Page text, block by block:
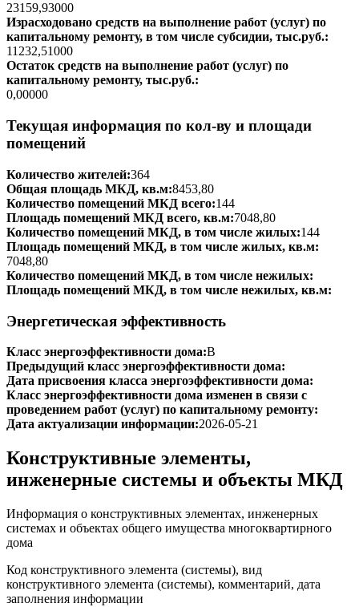
23159,93000
Израсходовано средств на выполнение работ (услуг) по
капитальному ремонту, в том числе субсидии, тыс.руб.:
11232,51000
Остаток средств на выполнение работ (услуг) по
капитальному ремонту, тыс.руб.:
0,00000
Текущая информация по кол-ву и площади
помещений
Количество жителей:364
Общая площадь МКД, кв.м:8453,80
Количество помещений МКД всего:144
Площадь помещений МКД всего, кв.м:7048,80
Количество помещений МКД, в том числе жилых:144
Площадь помещений МКД, в том числе жилых, кв.м:
7048,80
Количество помещений МКД, в том числе нежилых:
Площадь помещений МКД, в том числе нежилых, кв.м:
Энергетическая эффективность
Класс энергоэффективности дома:B
Предыдущий класс энергоэффективности дома:
Дата присвоения класса энергоэффективности дома:
Класс энергоэффективности дома изменен в связи с
проведением работ (услуг) по капитальному ремонту:
Дата актуализации информации:2026-05-21
Конструктивные элементы,
инженерные системы и объекты МКД
Информация о конструктивных элементах, инженерных
системах и объектах общего имущества многоквартирного
дома
Код конструктивного элемента (системы), вид
конструктивного элемента (системы), комментарий, дата
заполнения информации